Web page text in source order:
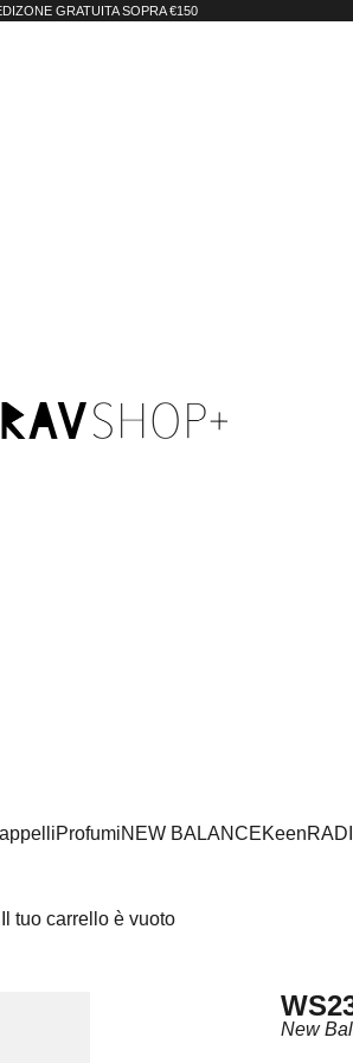
GRATUITA SOPRA €150
ProfumiNEW BALANCEKeen
Il tuo carrello è vuoto
New